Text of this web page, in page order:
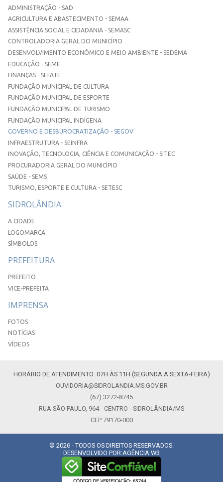
ADMINISTRAÇÃO - SAD
AGRICULTURA E ABASTECIMENTO - SEMAA
ASSISTÊNCIA SOCIAL E CIDADANIA - SEMASC
CONTROLADORIA GERAL DO MUNICÍPIO
DESENVOLVIMENTO ECONÔMICO E MEIO AMBIENTE - SEDEMA
EDUCAÇÃO - SEME
FINANÇAS - SEFATE
FUNDAÇÃO MUNICIPAL DE CULTURA
FUNDAÇÃO MUNICIPAL DE ESPORTE
FUNDAÇÃO MUNICIPAL DE TURISMO
FUNDAÇÃO MUNICIPAL INDÍGENA
GOVERNO E DESBUROCRATIZAÇÃO - SEGOV
INFRAESTRUTURA - SEINFRA
INOVAÇÃO, TECNOLOGIA, CIÊNCIA E COMUNICAÇÃO - SITEC
PROCURADORIA GERAL DO MUNICÍPIO
SAÚDE - SEMS
TURISMO, ESPORTE E CULTURA - SETESC
SIDROLÂNDIA
A CIDADE
LOGOMARCA
SÍMBOLOS
PREFEITURA
PREFEITO
VICE-PREFEITA
IMPRENSA
FOTOS
NOTÍCIAS
VÍDEOS
HORÁRIO DE ATENDIMENTO: 07H ÀS 11H (SEGUNDA A SEXTA-FEIRA)
OUVIDORIA@SIDROLANDIA.MS.GOV.BR
(67) 3272-8745
RUA SÃO PAULO, 964 - CENTRO - SIDROLÂNDIA/MS
CEP 79170-000
© 2026 - TODOS OS DIREITOS RESERVADOS.
DESENVOLVIDO POR:AGÊNCIA W3